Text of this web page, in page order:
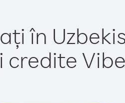
în
credite